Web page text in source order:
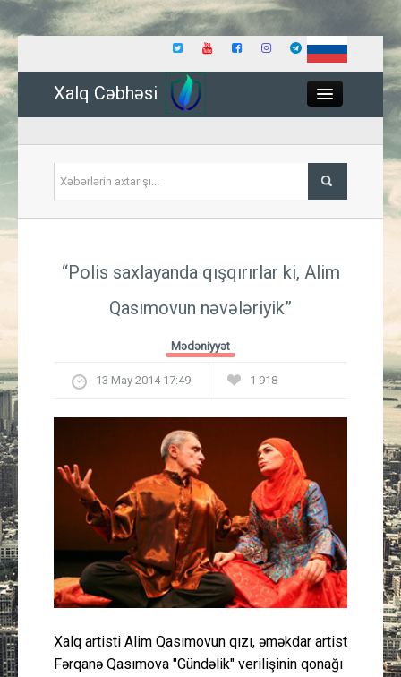
Xalq Cəbhəsi
İqtisadiyyat
Güney Azərbaycan
Mədəniyyət
Müsahibə
İdman
Layihə
Gündəm
“Polis saxlayanda qışqırırlar ki, Alim
Qasımovun nəvələriyik”
Mədəniyyət
13 May 2014 17:49 1 918
Xalq artisti Alim Qasımovun qızı, əməkdar artist
Fərqanə Qasımova "Gündəlik" verilişinin qonağı